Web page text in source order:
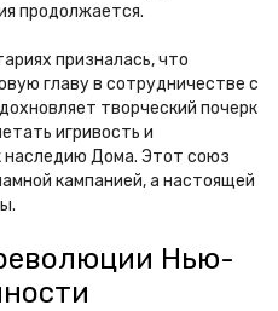
продолжается.
призналась, что
главу в сотрудничестве с
творческий почерк
игривость и
наследию Дома. Этот союз
кампанией, а настоящей
Нью-